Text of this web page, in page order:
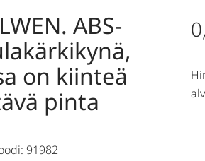
ABS-
on kiinteä
pinta
91982